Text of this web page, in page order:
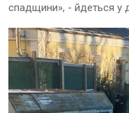
спадщини», - йдеться у